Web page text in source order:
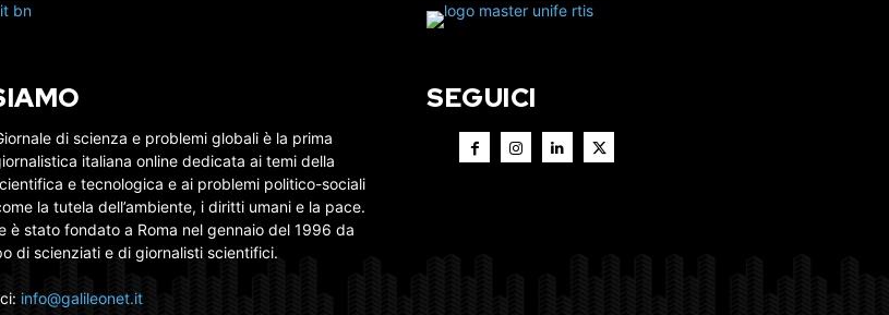
di scienza e problemi globali è la prima
italiana online dedicata ai temi della
e tecnologica e ai problemi politico-sociali
la tutela dell’ambiente, i diritti umani e la pace.
è stato fondato a Roma nel gennaio del 1996 da
di scienziati e di giornalisti scientifici.
info@galileonet.it
SEGUICI